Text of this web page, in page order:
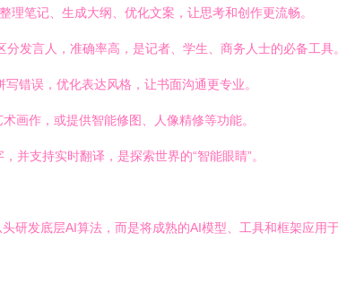
理笔记、生成大纲、优化文案，让思考和创作更流畅。
发言人，准确率高，是记者、学生、商务人士的必备工具。
错误，优化表达风格，让书面沟通更专业。
画作，或提供智能修图、人像精修等功能。
并支持实时翻译，是探索世界的“智能眼睛”。
研发底层AI算法，而是将成熟的AI模型、工具和框架应用